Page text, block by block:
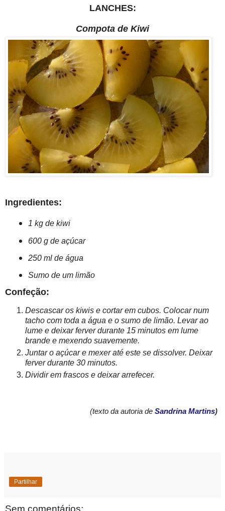
LANCHES:
Compota de Kiwi
Ingredientes:
1 kg de kiwi
600 g de açúcar
250 ml de água
Sumo de um limão
Confeção:
Descascar os kiwis e cortar em cubos. Colocar num
tacho com toda a água e o sumo de limão. Levar ao
lume e deixar ferver durante 15 minutos em lume
brande e mexendo suavemente.
Juntar o açúcar e mexer até este se dissolver. Deixar
ferver durante 30 minutos.
Dividir em frascos e deixar arrefecer.
(texto da autoria de Sandrina Martins)
Partilhar
Sem comentários: